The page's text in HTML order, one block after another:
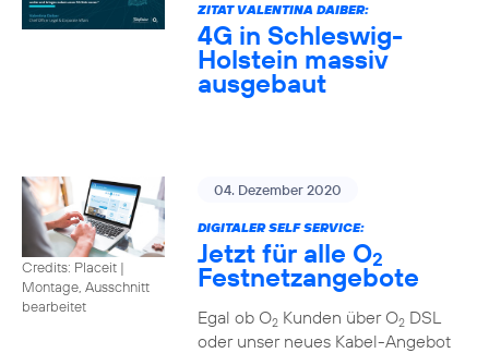
ZITAT VALENTINA DAIBER:
4G in Schleswig-
Holstein massiv
ausgebaut
Credits: Placeit |
Montage, Ausschnitt
bearbeitet
04. Dezember 2020
DIGITALER SELF SERVICE:
Jetzt für alle O2
Festnetzangebote
Egal ob O2Kunden über O2DSL
oder unser neues Kabel-Angebot